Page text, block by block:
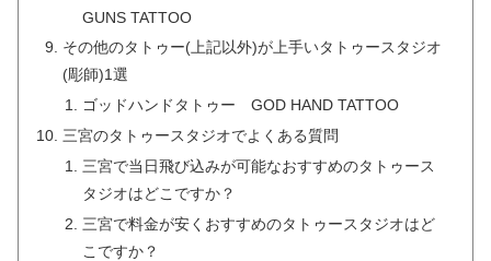
GUNS TATTOO
その他のタトゥー(上記以外)が上手いタトゥースタジオ
(彫師)1選
ゴッドハンドタトゥー GOD HAND TATTOO
三宮のタトゥースタジオでよくある質問
三宮で当日飛び込みが可能なおすすめのタトゥース
タジオはどこですか？
三宮で料金が安くおすすめのタトゥースタジオはど
こですか？